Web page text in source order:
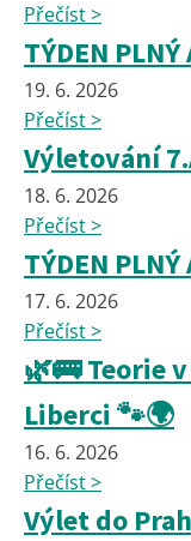
Přečíst >
TÝDEN
19. 6. 2026
Přečíst >
Výletování
18. 6. 2026
Přečíst >
TÝDEN PLNÝ
17. 6. 2026
Přečíst >
🌿🚌 Teorie
Liberci 🐾🌍
16. 6. 2026
Přečíst >
Výlet do